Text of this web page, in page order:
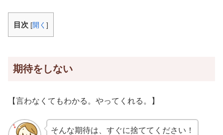
目次 [開く ]
期待をしない
【言わなくてもわかる。やってくれる。】
そんな期待は、すぐに捨ててください！